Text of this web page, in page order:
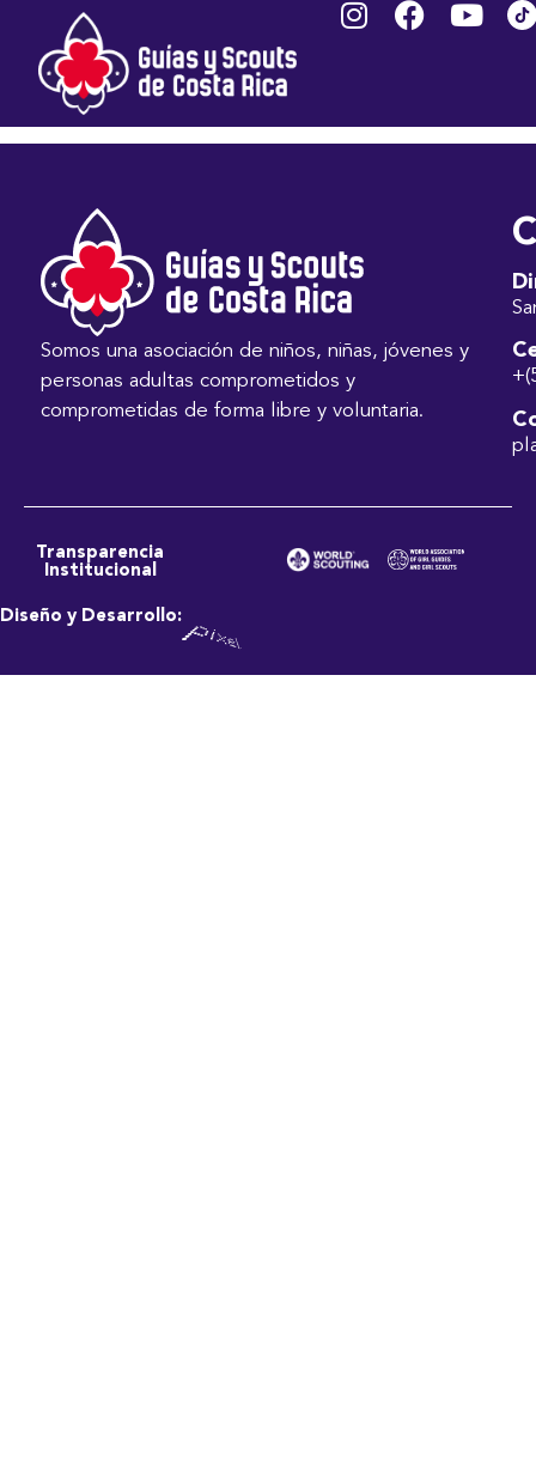
ACUÑA MARÍN
ALEXIS
Somos una asociación de niños, niñas, jóvenes y
personas adultas comprometidos y
comprometidas de forma libre y voluntaria.
Transparencia
Institucional
Diseño y Desarrollo: